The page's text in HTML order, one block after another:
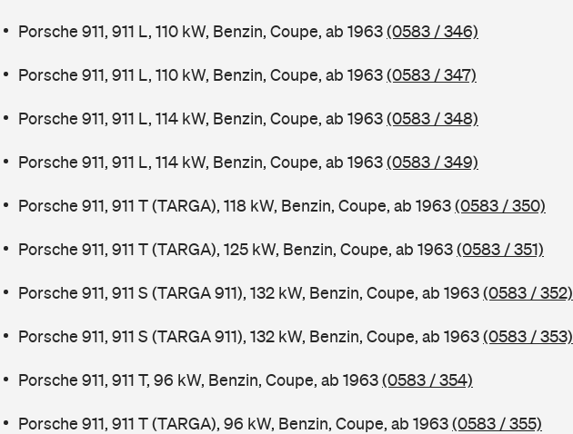
Porsche 911, 911 L, 110 kW, Benzin, Coupe, ab 1963(0583 / 346)
Porsche 911, 911 L, 110 kW, Benzin, Coupe, ab 1963(0583 / 347)
Porsche 911, 911 L, 114 kW, Benzin, Coupe, ab 1963(0583 / 348)
Porsche 911, 911 L, 114 kW, Benzin, Coupe, ab 1963(0583 / 349)
Porsche 911, 911 T (TARGA), 118 kW, Benzin, Coupe, ab 1963(0583 / 350)
Porsche 911, 911 T (TARGA), 125 kW, Benzin, Coupe, ab 1963(0583 / 351)
Porsche 911, 911 S (TARGA 911), 132 kW, Benzin, Coupe, ab 1963(0583 / 352)
Porsche 911, 911 S (TARGA 911), 132 kW, Benzin, Coupe, ab 1963(0583 / 353)
Porsche 911, 911 T, 96 kW, Benzin, Coupe, ab 1963(0583 / 354)
Porsche 911, 911 T (TARGA), 96 kW, Benzin, Coupe, ab 1963(0583 / 355)